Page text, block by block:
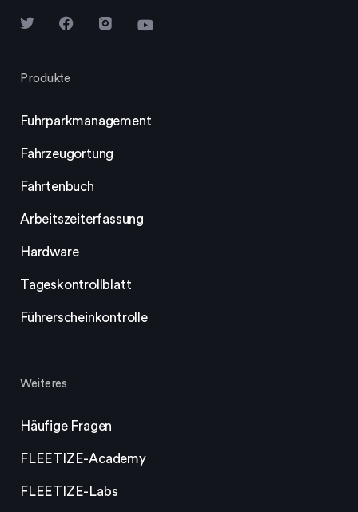
Produkte
Fuhrparkmanagement
Fahrzeugortung
Fahrtenbuch
Arbeitszeiterfassung
Hardware
Tageskontrollblatt
Führerscheinkontrolle
Weiteres
Häufige Fragen
FLEETIZE-Academy
FLEETIZE-Labs